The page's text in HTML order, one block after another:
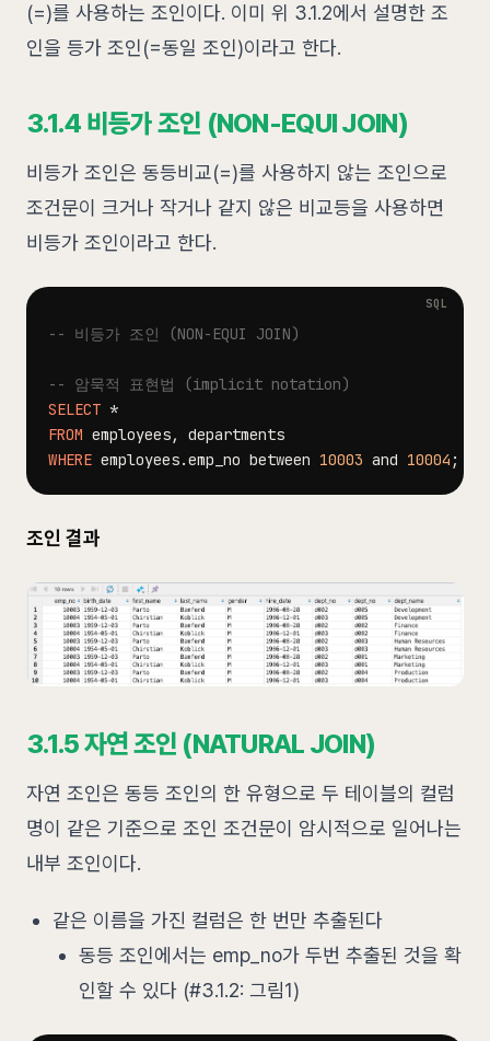
(=)를 사용하는 조인이다. 이미 위 3.1.2에서 설명한 조
인을 등가 조인(=동일 조인)이라고 한다.
3.1.4 비등가 조인 (NON-EQUI JOIN)
비등가 조인은 동등비교(=)를 사용하지 않는 조인으로
조건문이 크거나 작거나 같지 않은 비교등을 사용하면
비등가 조인이라고 한다.
-- 비등가 조인 (NON-EQUI JOIN)
-- 암묵적 표현법 (implicit notation)
SELECT *
FROM employees,
WHERE employees.emp_no between 10003 and 10004 ;
조인 결과
3.1.5 자연 조인 (NATURAL JOIN)
자연 조인은 동등 조인의 한 유형으로 두 테이블의 컬럼
명이 같은 기준으로 조인 조건문이 암시적으로 일어나는
내부 조인이다.
같은 이름을 가진 컬럼은 한 번만 추출된다
동등 조인에서는 emp_no가 두번 추출된 것을 확
인할 수 있다 (#3.1.2: 그림1)